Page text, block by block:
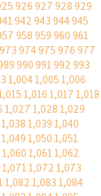
926927928929
942943944945
958959960961
973974975976977
990991992993
1,0041,0051,006
1,0161,0171,018
1,0271,0281,029
1,0381,0391,040
1,0491,0501,051
1,0601,0611,062
1,0711,0721,073
1,0821,0831,084